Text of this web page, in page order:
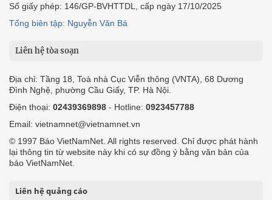
Số giấy phép: 146/GP-BVHTTDL, cấp ngày 17/10/2025
Tổng biên tập: Nguyễn Văn Bá
Liên hệ tòa soạn
Địa chỉ: Tầng 18, Toà nhà Cục Viễn thông (VNTA), 68 Dương
Đình Nghệ, phường Cầu Giấy, TP. Hà Nội.
Điện thoại: 02439369898 - Hotline: 0923457788
Email: vietnamnet@vietnamnet.vn
© 1997 Báo VietNamNet. All rights reserved. Chỉ được phát hành
lại thông tin từ website này khi có sự đồng ý bằng văn bản của
báo VietNamNet.
Liên hệ quảng cáo